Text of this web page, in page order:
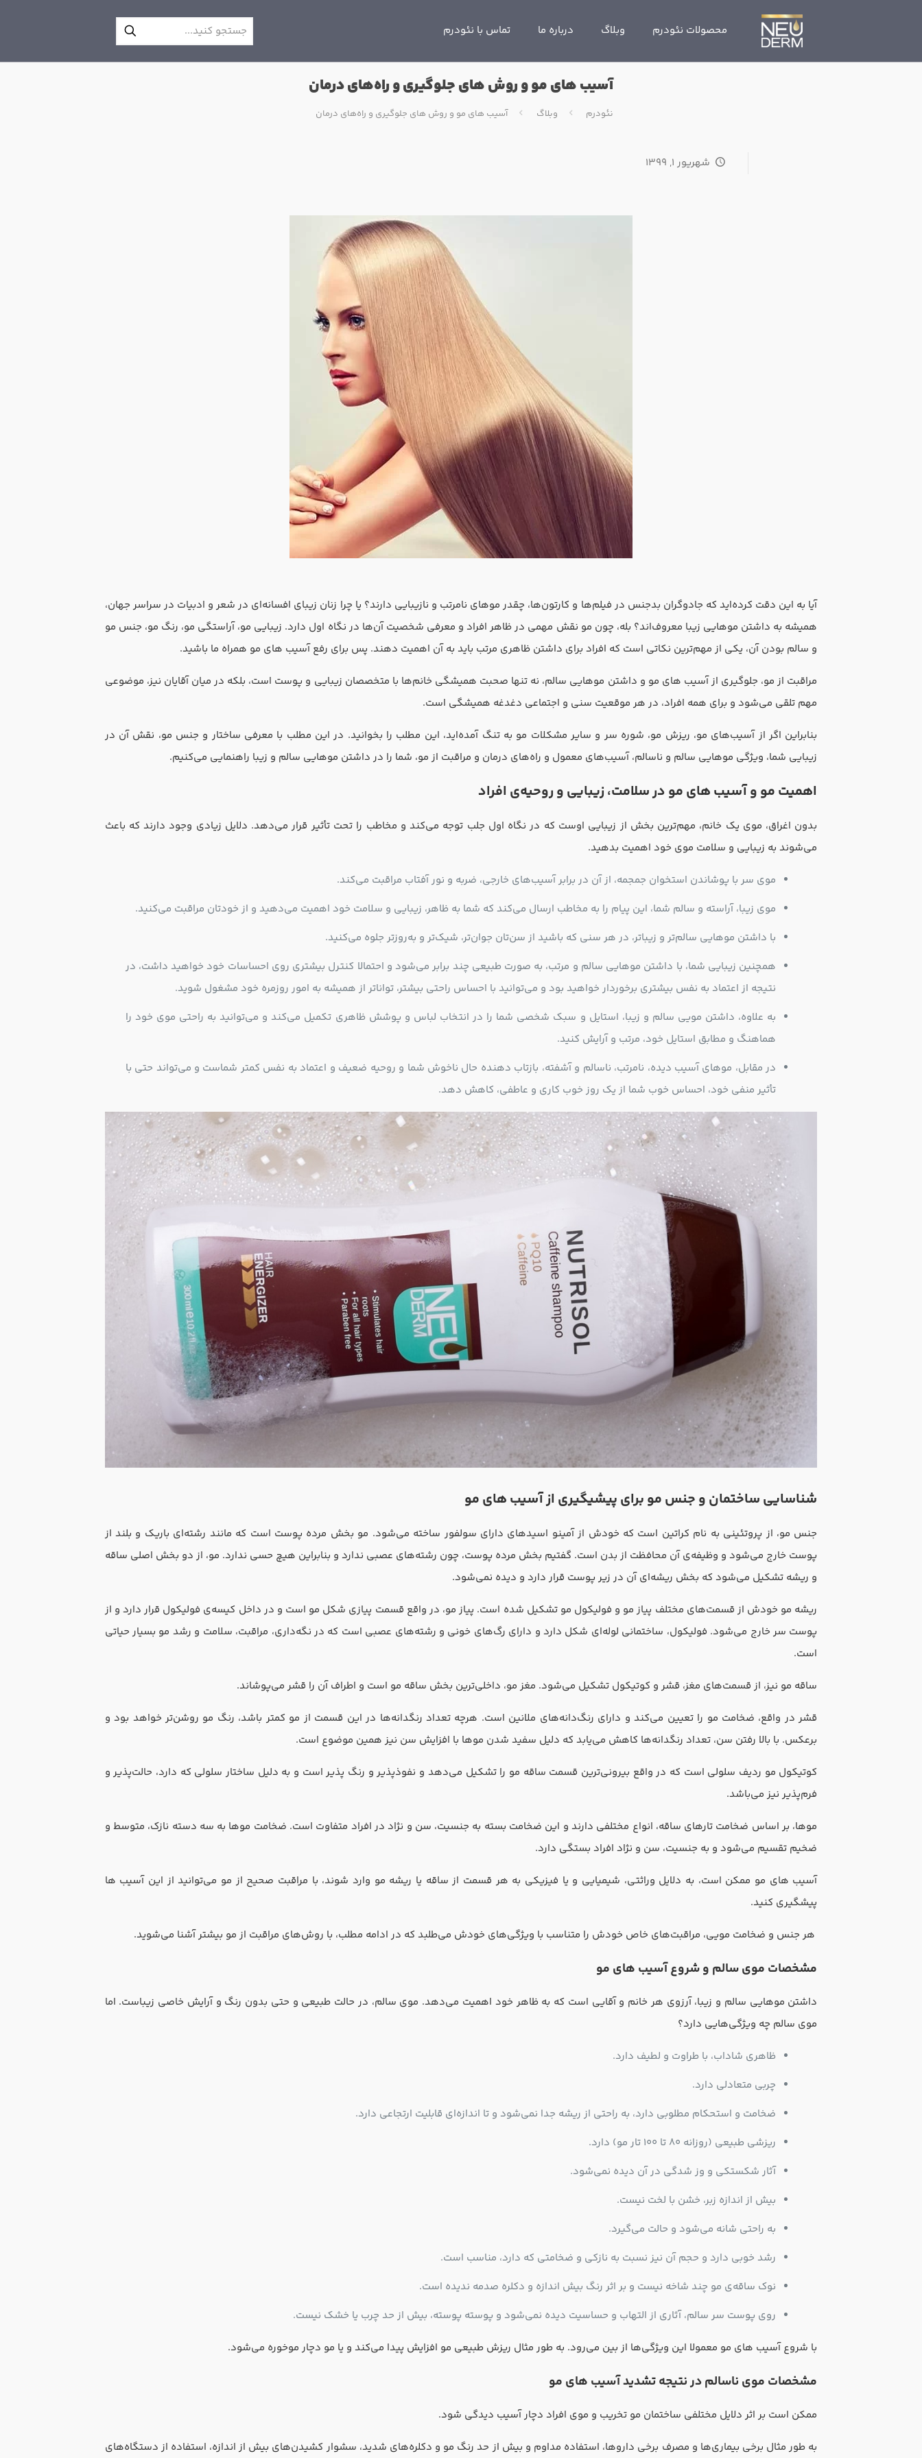
محصولات نئودرم وبلاگ درباره ما تماس با نئودرم
آسیب های مو و روش ‌های جلوگیری و راه‌های درمان
نئودرم وبلاگ آسیب های مو و روش ‌های جلوگیری و راه‌های درمان
شهریور ۱, ۱۳۹۹
آیا به این دقت کرده‌اید که جادوگران بدجنس در فیلم‌ها و کارتون‌ها، چقدر موهای نامرتب و نازیبایی دارند؟ یا چرا زنان زیبای افسانه‌ای در شعر و ادبیات در سراسر جهان،
همیشه به داشتن موهایی زیبا معروف‌اند؟ بله، چون مو نقش مهمی در ظاهر افراد و معرفی شخصیت آن‌ها در نگاه اول دارد. زیبایی مو، آراستگی مو، رنگ مو، جنس مو
و سالم بودن آن، یکی از مهم‌ترین نکاتی است که افراد برای داشتن ظاهری مرتب باید به آن اهمیت دهند. پس برای رفع آسیب های مو همراه ما باشید.
مراقبت از مو، جلوگیری از آسیب ‌های مو و داشتن موهایی سالم، نه تنها صحبت همیشگی خانم‌ها با متخصصان زیبایی و پوست است، بلکه در میان آقایان نیز، موضوعی
مهم تلقی می‌شود و برای همه افراد، در هر موقعیت سنی و اجتماعی دغدغه‌ همیشگی است.
بنابراین اگر از آسیب‌های مو، ریزش مو، شوره سر و سایر مشکلات مو به تنگ آمده‌اید، این مطلب را بخوانید. در این مطلب با معرفی ساختار و جنس مو، نقش آن در
زیبایی شما، ویژگی موهایی سالم و ناسالم، آسیب‌های معمول و راه‌های درمان و مراقبت از مو، شما را در داشتن موهایی سالم و زیبا راهنمایی می‌کنیم.
اهمیت مو و آسیب های مو در سلامت، زیبایی و روحیه‌ی افراد
بدون اغراق، موی یک خانم، مهم‌ترین بخش از زیبایی اوست که در نگاه اول جلب توجه می‌کند و مخاطب را تحت تأثیر قرار می‌دهد. دلایل زیادی وجود دارند که باعث
می‌شوند به زیبایی و سلامت موی خود اهمیت بدهید.
موی سر‌ با پوشاندن استخوان جمجمه، از آن در برابر آسیب‌های خارجی، ضربه و نور آفتاب مراقبت می‌کند.
موی زیبا، آراسته و سالم شما، این پیام را به مخاطب ارسال می‌کند که شما به ظاهر، زیبایی و سلامت خود اهمیت می‌دهید و از خودتان مراقبت می‌کنید.
با داشتن موهایی سالم‌تر و زیباتر، در هر سنی که باشید از سن‌تان جوان‌تر، شیک‌تر و به‌روزتر جلوه می‌کنید.
همچنین زیبایی شما، با داشتن موهایی سالم و مرتب، به صورت طبیعی چند برابر می‌شود و احتمالا کنترل بیشتری روی احساسات خود خواهید داشت، در
نتیجه از اعتماد به نفس بیشتری برخوردار خواهید بود و می‌توانید با احساس راحتی بیشتر، تواناتر از همیشه به امور روزمره خود مشغول شوید.
به علاوه، داشتن مویی سالم و زیبا، استایل و سبک شخصی شما را در انتخاب لباس و پوشش ظاهری تکمیل می‌کند و می‌توانید به راحتی موی خود را
هماهنگ و مطابق استایل خود، مرتب و آرایش کنید.
در مقابل، موهای آسیب دیده، نامرتب، ناسالم و آشفته، بازتاب دهنده حال ناخوش شما و روحیه ضعیف و اعتماد به نفس کمتر شماست و می‌تواند حتی با
تأثیر منفی خود، احساس خوب شما از یک روز خوب کاری و عاطفی، کاهش دهد.
شناسایی ساختمان و جنس مو برای پیشیگیری از آسیب های مو
جنس مو، از پروتئینی به نام کراتین است که خودش از آمینو اسیدهای دارای سولفور ساخته می‌شود. مو بخش مرده پوست است که مانند رشته‌ای باریک و بلند از
پوست خارج می‌شود و وظیفه‌ی آن محافظت از بدن است. گفتیم بخش مرده پوست، چون رشته‌های عصبی ندارد و بنابراین هیچ حسی ندارد. مو، از دو بخش اصلی ساقه
و ریشه تشکیل می‌شود که بخش ریشه‌ای آن در زیر پوست قرار دارد و دیده نمی‌شود.
ریشه مو خودش از قسمت‌های مختلف پیاز مو و فولیکول مو تشکیل شده است. پیاز مو، در واقع قسمت پیازی شکل مو است و در داخل کیسه‌ی فولیکول قرار دارد و از
پوست سر خارج می‌شود. فولیکول، ساختمانی لوله‌ای شکل دارد و دارای رگ‌های خونی و رشته‌های عصبی است که در نگه‌داری،‌ مراقبت،‌ سلامت و رشد مو بسیار حیاتی
است.
ساقه مو نیز، از قسمت‌های مغز، قشر و کوتیکول تشکیل می‌شود. مغز مو،‌ داخلی‌ترین بخش ساقه مو است و اطراف آن را قشر می‌پوشاند.
قشر در واقع، ‌ضخامت مو را تعیین می‌کند و دارای رنگ‌دانه‌های ملانین است. هرچه تعداد رنگدانه‌ها در این قسمت از مو کمتر باشد، رنگ مو روشن‌تر خواهد بود و
برعکس. با بالا رفتن سن، ‌تعداد رنگدانه‌ها کاهش می‌یابد که دلیل سفید شدن موها با افزایش سن نیز همین موضوع است.
کوتیکول مو ردیف سلولی است که در واقع بیرونی‌ترین قسمت ساقه مو را تشکیل می‌دهد و نفوذپذیر و رنگ پذیر است و به دلیل ساختار سلولی که دارد، حالت‌پذیر و
فرم‌پذیر نیز می‌باشد.
موها، بر اساس ضخامت تارهای ساقه،‌ انواع مختلفی دارند و این ضخامت بسته به جنسیت، سن و نژاد در افراد متفاوت است. ضخامت موها به سه دسته نازک، متوسط و
ضخیم تقسیم می‌شود و به جنسیت، سن و نژاد افراد بستگی دارد.
آسیب های مو ممکن است، به دلایل وراثتی، شیمیایی و یا فیزیکی به هر قسمت از ساقه یا ریشه مو وارد شوند، با مراقبت صحیح از مو می‌توانید از این آسیب ها
پیشگیری کنید.
هر جنس و ضخامت مویی، مراقبت‌های خاص خودش را متناسب با ویژگی‌های خودش می‌طلبد که در ادامه مطلب، با روش‌های مراقبت از مو بیشتر آشنا می‌شوید.
مشخصات موی سالم و شروع آسیب های مو
داشتن موهایی سالم و زیبا، آرزوی هر خانم و آقایی است که به ظاهر خود اهمیت می‌دهد. موی سالم، در حالت طبیعی و حتی بدون رنگ و آرایش خاصی زیباست. اما
موی سالم چه ویژگی‌هایی دارد؟
ظاهری شاداب، با طراوت و لطیف دارد.
چربی متعادلی دارد.
ضخامت و استحکام مطلوبی دارد، به راحتی از ریشه جدا نمی‌شود و تا اندازه‌ای قابلیت ارتجاعی دارد.
ریزشی طبیعی (روزانه ۸۰ تا ۱۰۰ تار مو) دارد.
آثار شکستکی و وز شدگی در آن دیده نمی‌شود.
بیش از اندازه زبر، خشن با لخت نیست.
به راحتی شانه می‌شود و حالت می‌گیرد.
رشد خوبی دارد و حجم آن نیز نسبت به نازکی و ضخامتی که دارد،‌ مناسب است.
نوک ساقه‌ی مو چند شاخه نیست و بر اثر رنگ بیش اندازه و دکلره صدمه ندیده است.
روی پوست سر سالم، آثاری از التهاب و حساسیت دیده نمی‌شود و پوسته پوسته، بیش از حد چرب یا خشک نیست.
با شروع آسیب های مو معمولا این ویژگی‌ها از بین می‌رود. به طور مثال ریزش طبیعی مو افزایش پیدا می‌کند و یا مو دچار موخوره می‌شود.
مشخصات موی ناسالم در نتیجه تشدید آسیب های مو
ممکن است بر اثر دلایل مختلفی ساختمان مو تخریب و موی افراد دچار آسیب دیدگی شود.
به طور مثال برخی بیماری‌ها و مصرف برخی داروها، استفاده مداوم و بیش از حد رنگ مو و دکلره‌های شدید، سشوار کشیدن‌های بیش از اندازه، استفاده از دستگاه‌های